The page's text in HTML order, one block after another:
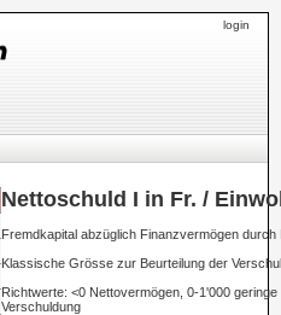
login
Nettoschuld I in Fr. /
Fremdkapital abzüglich Finanzvermögen durch
Klassische Grösse zur Beurteilung der
Richtwerte: <0 Nettovermögen, 0-1'000
Verschuldung